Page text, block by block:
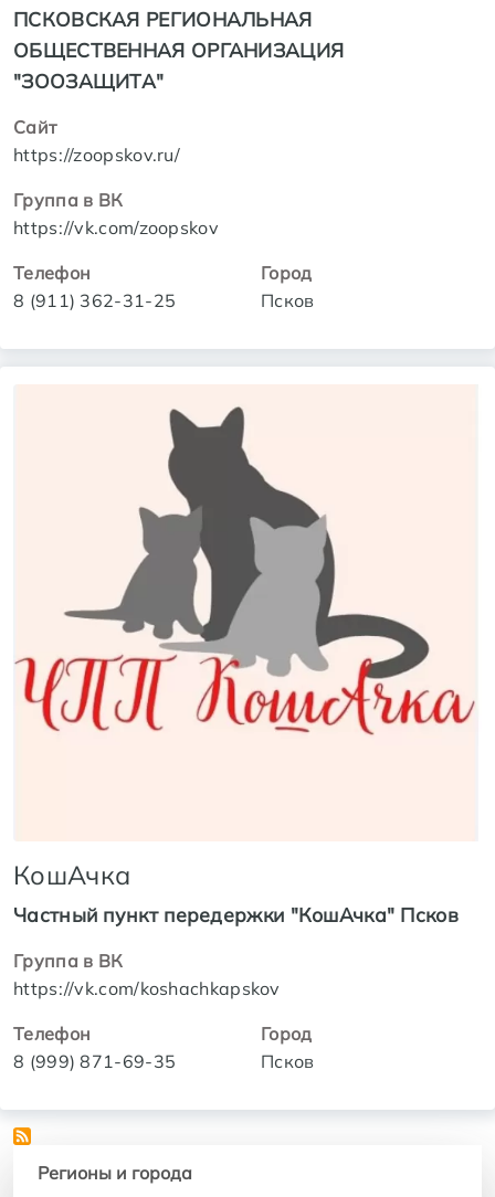
ПСКОВСКАЯ РЕГИОНАЛЬНАЯ
ОБЩЕСТВЕННАЯ ОРГАНИЗАЦИЯ
"ЗООЗАЩИТА"
Сайт
https://zoopskov.ru/
Группа в ВК
https://vk.com/zoopskov
Телефон
8 (911) 362-31-25
Город
Псков
КошАчка
Частный пункт передержки "КошАчка" Псков
Группа в ВК
https://vk.com/koshachkapskov
Телефон
8 (999) 871-69-35
Город
Псков
Регионы и города